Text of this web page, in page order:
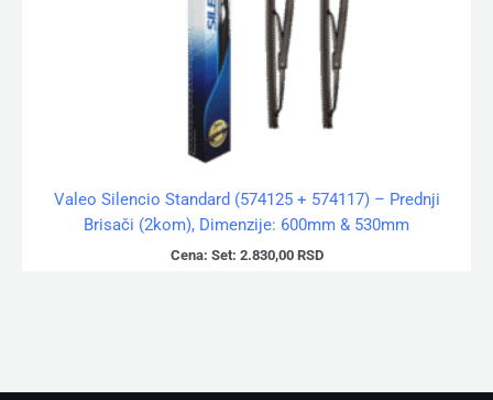
Valeo Silencio Standard (574125 + 574117) – Prednji
Brisači (2kom), Dimenzije: 600mm & 530mm
Cena: Set: 2.830,00 RSD